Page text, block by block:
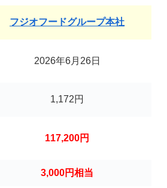
フジオフードグループ本社
2026年6月26日
1,172円
117,200円
3,000円相当